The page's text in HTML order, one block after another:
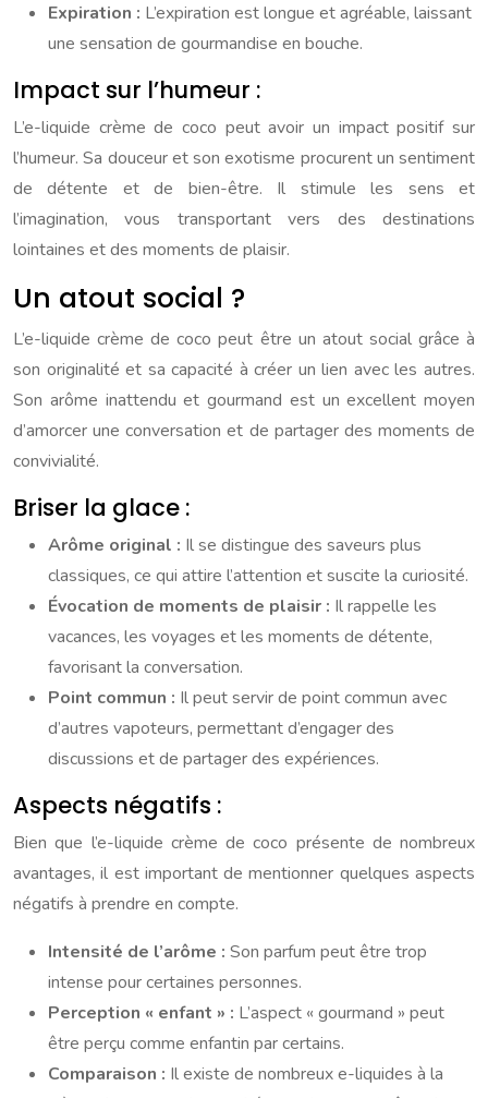
Expiration : L’expiration est longue et agréable, laissant
une sensation de gourmandise en bouche.
Impact sur l’humeur :
L’e-liquide crème de coco peut avoir un impact positif sur
l’humeur. Sa douceur et son exotisme procurent un sentiment
de détente et de bien-être. Il stimule les sens et
l’imagination, vous transportant vers des destinations
lointaines et des moments de plaisir.
Un atout social ?
L’e-liquide crème de coco peut être un atout social grâce à
son originalité et sa capacité à créer un lien avec les autres.
Son arôme inattendu et gourmand est un excellent moyen
d’amorcer une conversation et de partager des moments de
convivialité.
Briser la glace :
Arôme original : Il se distingue des saveurs plus
classiques, ce qui attire l’attention et suscite la curiosité.
Évocation de moments de plaisir : Il rappelle les
vacances, les voyages et les moments de détente,
favorisant la conversation.
Point commun : Il peut servir de point commun avec
d’autres vapoteurs, permettant d’engager des
discussions et de partager des expériences.
Aspects négatifs :
Bien que l’e-liquide crème de coco présente de nombreux
avantages, il est important de mentionner quelques aspects
négatifs à prendre en compte.
Intensité de l’arôme : Son parfum peut être trop
intense pour certaines personnes.
Perception « enfant » : L’aspect « gourmand » peut
être perçu comme enfantin par certains.
Comparaison : Il existe de nombreux e-liquides à la